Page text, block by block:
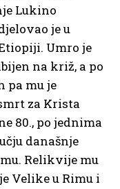
Lukino
je u
Umro je
na križ, a po
pa mu je
za Krista
80., po jednima
današnje
Relikvije mu
Velike u Rimu i